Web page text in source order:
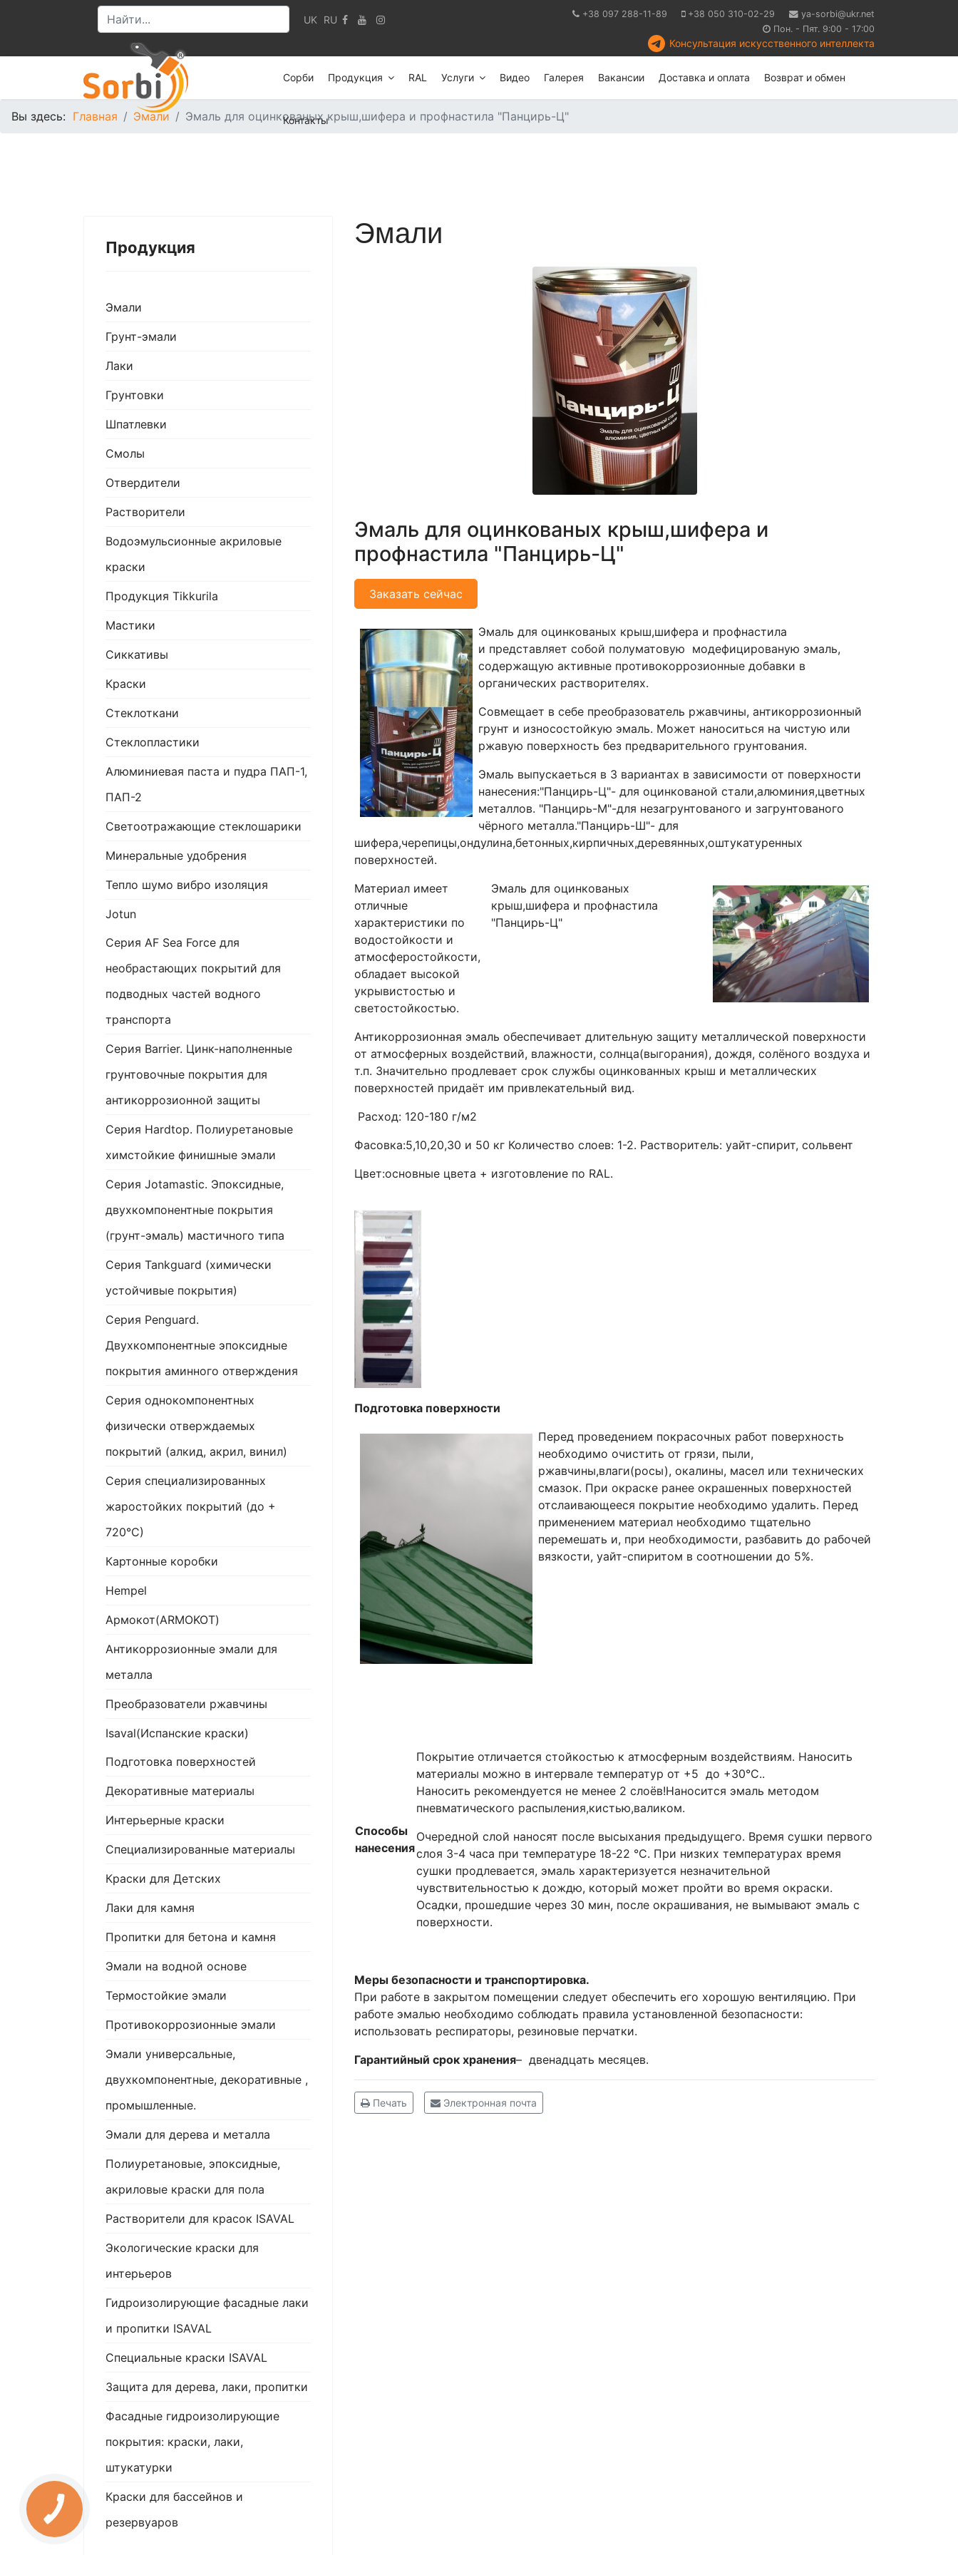
UK RU +38 097 288-11-89 +38 050 310-02-29
ya-sorbi@ukr.net
Пон. - Пят. 9:00 - 17:00
Консультация искусственного интеллекта
Сорби Продукция RAL Услуги Видео Галерея Вакансии Доставка и оплата Возврат и обмен
Контакты
Вы здесь: Главная Эмали Эмаль для оцинкованых крыш,шифера и профнастила "Панцирь-Ц"
Продукция
Эмали
Грунт-эмали
Лаки
Грунтовки
Шпатлевки
Смолы
Отвердители
Растворители
Водоэмульсионные акриловые
краски
Продукция Tikkurila
Мастики
Сиккативы
Краски
Стеклоткани
Стеклопластики
Алюминиевая паста и пудра ПАП-1,
ПАП-2
Светоотражающие стеклошарики
Минеральные удобрения
Тепло шумо вибро изоляция
Jotun
Серия AF Sea Force для
необрастающих покрытий для
подводных частей водного
транспорта
Серия Barrier. Цинк-наполненные
грунтовочные покрытия для
антикоррозионной защиты
Серия Hardtop. Полиуретановые
химстойкие финишные эмали
Серия Jotamastic. Эпоксидные,
двухкомпонентные покрытия
(грунт-эмаль) мастичного типа
Серия Tankguard (химически
устойчивые покрытия)
Серия Penguard.
Двухкомпонентные эпоксидные
покрытия аминного отверждения
Серия однокомпонентных
физически отверждаемых
покрытий (алкид, акрил, винил)
Серия специализированных
жаростойких покрытий (до +
720°С)
Картонные коробки
Hempel
Армокот(ARMOKOT)
Антикоррозионные эмали для
металла
Преобразователи ржавчины
Isaval(Испанские краски)
Подготовка поверхностей
Декоративные материалы
Интерьерные краски
Специализированные материалы
Краски для Детских
Лаки для камня
Пропитки для бетона и камня
Эмали на водной основе
Термостойкие эмали
Противокоррозионные эмали
Эмали универсальные,
двухкомпонентные, декоративные ,
промышленные.
Эмали для дерева и металла
Полиуретановые, эпоксидные,
акриловые краски для пола
Растворители для красок ISAVAL
Экологические краски для
интерьеров
Гидроизолирующие фасадные лаки
и пропитки ISAVAL
Специальные краски ISAVAL
Защита для дерева, лаки, пропитки
Фасадные гидроизолирующие
покрытия: краски, лаки,
штукатурки
Краски для бассейнов и
резервуаров
Эмали
Эмаль для оцинкованых крыш,шифера и
профнастила "Панцирь-Ц"
Заказать сейчас
Эмаль для оцинкованых крыш,шифера и профнастила
и представляет собой полуматовую модефицированую эмаль,
содержащую активные противокоррозионные добавки в
органических растворителях.
Совмещает в себе преобразователь ржавчины, антикоррозионный
грунт и износостойкую эмаль. Может наноситься на чистую или
ржавую поверхность без предварительного грунтования.
Эмаль выпускаеться в 3 вариантах в зависимости от поверхности
нанесения:"Панцирь-Ц"- для оцинкованой стали,алюминия,цветных
металлов. "Панцирь-М"-для незагрунтованого и загрунтованого
чёрного металла."Панцирь-Ш"- для
шифера,черепицы,ондулина,бетонных,кирпичных,деревянных,оштукатуренных
поверхностей.
Эмаль для оцинкованых
крыш,шифера и профнастила
"Панцирь-Ц"
Материал имеет
отличные
характеристики по
водостойкости и
атмосферостойкости,
обладает высокой
укрывистостью и
светостойкостью.
Антикоррозионная эмаль обеспечивает длительную защиту металлической поверхности
от атмосферных воздействий, влажности, солнца(выгорания), дождя, солёного воздуха и
т.п. Значительно продлевает срок службы оцинкованных крыш и металлических
поверхностей придаёт им привлекательный вид.
Расход: 120-180 г/м2
Фасовка:5,10,20,30 и 50 кг Количество слоев: 1-2. Растворитель: уайт-спирит, сольвент
Цвет:основные цвета + изготовление по RAL.
Подготовка поверхности
Перед проведением покрасочных работ поверхность
необходимо очистить от грязи, пыли,
ржавчины,влаги(росы), окалины, масел или технических
смазок. При окраске ранее окрашенных поверхностей
отслаивающееся покрытие необходимо удалить. Перед
применением материал необходимо тщательно
перемешать и, при необходимости, разбавить до рабочей
вязкости, уайт-спиритом в соотношении до 5%.
Способы
нанесения
Покрытие отличается стойкостью к атмосферным воздействиям. Наносить
материалы можно в интервале температур от +5 до +30°С..
Наносить рекомендуется не менее 2 слоёв!Наносится эмаль методом
пневматического распыления,кистью,валиком.
Очередной слой наносят после высыхания предыдущего. Время сушки первого
слоя 3-4 часа при температуре 18-22 °С. При низких температурах время
сушки продлевается, эмаль характеризуется незначительной
чувствительностью к дождю, который может пройти во время окраски.
Осадки, прошедшие через 30 мин, после окрашивания, не вымывают эмаль с
поверхности.
Меры безопасности и транспортировка.
При работе в закрытом помещении следует обеспечить его хорошую вентиляцию. При
работе эмалью необходимо соблюдать правила установленной безопасности:
использовать респираторы, резиновые перчатки.
Гарантийный срок хранения– двенадцать месяцев.
Печать Электронная почта